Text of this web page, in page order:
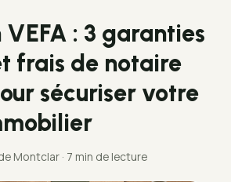
: 3 garanties
frais de notaire
sécuriser votre
Montclar · 7 min de lecture